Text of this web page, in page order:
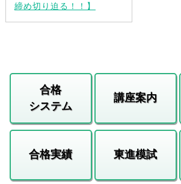
締め切り迫る！！】
合格
システム
講座案内
合格実績 東進模試